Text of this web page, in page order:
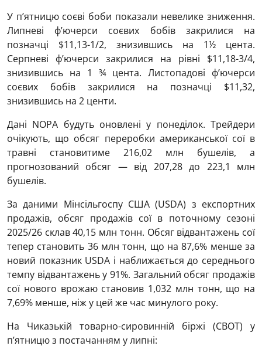
У п’ятницю соєві боби показали невелике зниження.
Липневі ф’ючерси соєвих бобів закрилися на
позначці $11,13-1/2, знизившись на 1½ цента.
Серпневі ф’ючерси закрилися на рівні $11,18-3/4,
знизившись на 1 ¾ цента. Листопадові ф’ючерси
соєвих бобів закрилися на позначці $11,32,
знизившись на 2 центи.
Дані NOPA будуть оновлені у понеділок. Трейдери
очікують, що обсяг переробки американської сої в
травні становитиме 216,02 млн бушелів, а
прогнозований обсяг — від 207,28 до 223,1 млн
бушелів.
За даними Мінсільгоспу США (USDA) з експортних
продажів, обсяг продажів сої в поточному сезоні
2025/26 склав 40,15 млн тонн. Обсяг відвантажень сої
тепер становить 36 млн тонн, що на 87,6% менше за
новий показник USDA і наближається до середнього
темпу відвантажень у 91%. Загальний обсяг продажів
сої нового врожаю становив 1,032 млн тонн, що на
7,69% менше, ніж у цей же час минулого року.
На Чиказькій товарно-сировинній біржі (CBOT) у
п’ятницю з постачанням у липні: